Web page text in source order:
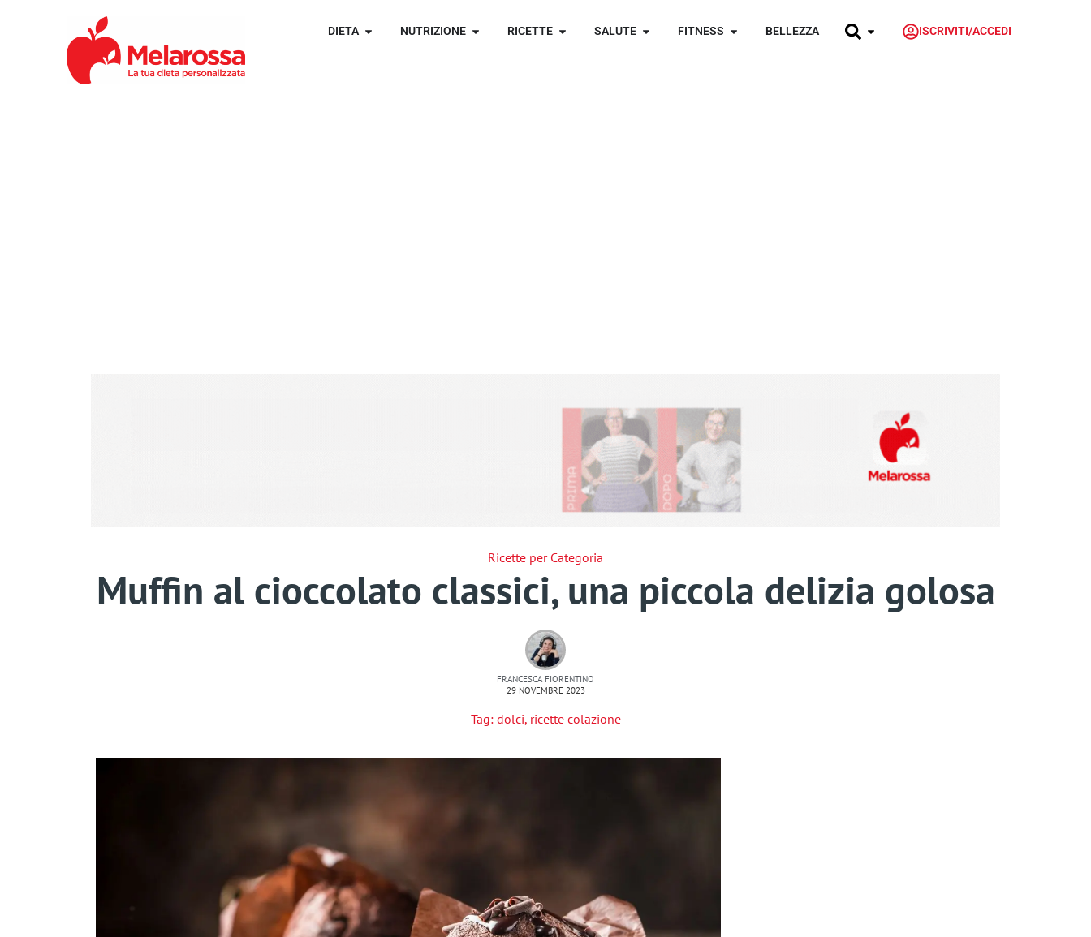
DIETA NUTRIZIONE RICETTE SALUTE FITNESS BELLEZZA ISCRIVITI/ACCEDI
Ricette per Categoria
Muffin al cioccolato classici, una piccola delizia golosa
FRANCESCA FIORENTINO
29 NOVEMBRE 2023
Tag: dolci, ricette colazione